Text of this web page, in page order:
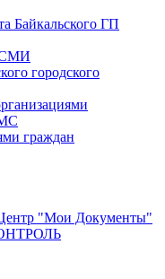
Байкальского ГП
СМИ
городского
граждан
"Мои Документы"